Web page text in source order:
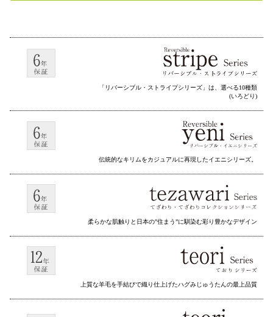
「リバーシブル・ストライプシリーズ」は、選べる10種類
(いろどり)
伝統的なキリムをカジュアルに再現したイエニシリーズ。
柔らかな肌触りと日本の”住まう”に馴染む彩り豊かなデザイン
上質な羊毛を手結びで織り仕上げたハグみじゅうたんの最上品質